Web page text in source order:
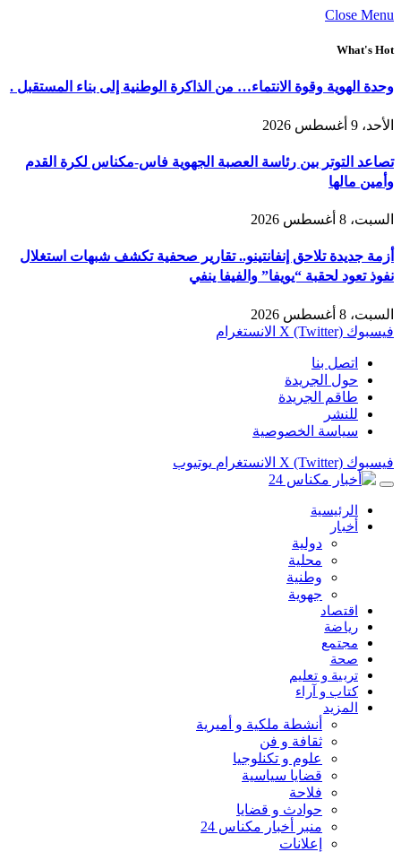
Close Menu
What's Hot
وحدة الهوية وقوة الانتماء… من الذاكرة الوطنية إلى بناء المستقبل .
الأحد، 9 أغسطس 2026
تصاعد التوتر بين رئاسة العصبة الجهوية فاس-مكناس لكرة القدم
وأمين مالها
السبت، 8 أغسطس 2026
أزمة جديدة تلاحق إنفانتينو.. تقارير صحفية تكشف شبهات استغلال
نفوذ تعود لحقبة “يويفا” والفيفا ينفي
السبت، 8 أغسطس 2026
فيسبوك X (Twitter) الانستغرام
اتصل بنا
حول الجريدة
طاقم الجريدة
للنشر
سياسة الخصوصية
فيسبوك X (Twitter) الانستغرام يوتيوب
الرئيسية
أخبار
دولية
محلية
وطنية
جهوية
اقتصاد
رياضة
مجتمع
صحة
تربية و تعليم
كتاب و آراء
المزيد
أنشطة ملكية و أميرية
ثقافة و فن
علوم و تكنلوجيا
قضايا سياسية
فلاحة
حوادث و قضايا
منبر أخبار مكناس 24
إعلانات